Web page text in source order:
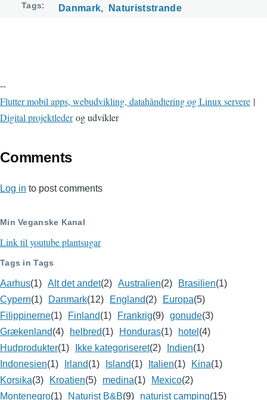
Tags Danmark Naturiststrande
--
Flutter mobil apps, webudvikling, datahåndtering og Linux servere |
Digital projektlederog udvikler
Comments
Log in to post comments
Min Veganske Kanal
Link til youtube plantsugar
Tags in Tags
Aarhus(1) Alt det andet(2) Australien(2) Brasilien(1)
Cypern(1) Danmark(12) England(2) Europa(5)
Filippinerne(1) Finland(1) Frankrig(9) gonude(3)
Grækenland(4) helbred(1) Honduras(1) hotel (4)
Hudprodukter(1) Ikke kategoriseret(2) Indien(1)
Indonesien(1) Irland(1) Island(1) Italien(1) Kina(1)
Korsika(3) Kroatien(5) medina(1) Mexico(2)
Montenegro(1) Naturist B&B(9) naturist camping(15)